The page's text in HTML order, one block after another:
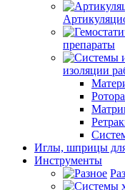
препараты
изоляции
Иглы, шприцы
Инструменты